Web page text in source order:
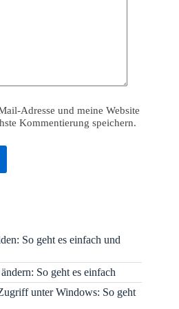
Adresse und meine Website
Kommentierung speichern.
So geht es einfach und
So geht es einfach
unter Windows: So geht